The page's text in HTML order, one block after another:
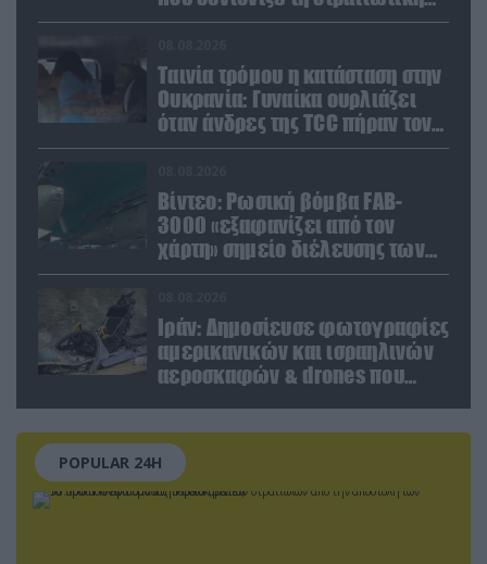
βοήθεια προς την Ουκρανία
Ταινία τρόμου η κατάσταση στην
Ουκρανία: Γυναίκα ουρλιάζει
όταν άνδρες της TCC πήραν τον
σύντροφό της (βίντεο)
Βίντεο: Ρωσική βόμβα FAB-
3000 «εξαφανίζει από τον
χάρτη» σημείο διέλευσης των
ουκρανικών δυνάμεων στην
Ιράν: Δημοσίευσε φωτογραφίες
αμερικανικών και ισραηλινών
αεροσκαφών & drones που
POPULAR 24H